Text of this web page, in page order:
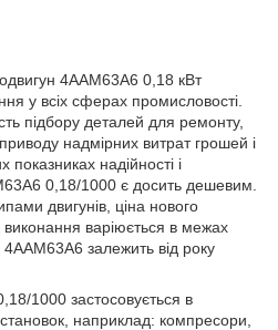
4ААМ63А6 0,18 кВт
у всіх сферах промисловості.
підбору деталей для ремонту,
надмірних витрат грошей і
надійності і
0,18/1000 є досить дешевим.
двигунів, ціна нового
варіюється в межах
залежить від року
1000 застосовується в
наприклад: компресори,